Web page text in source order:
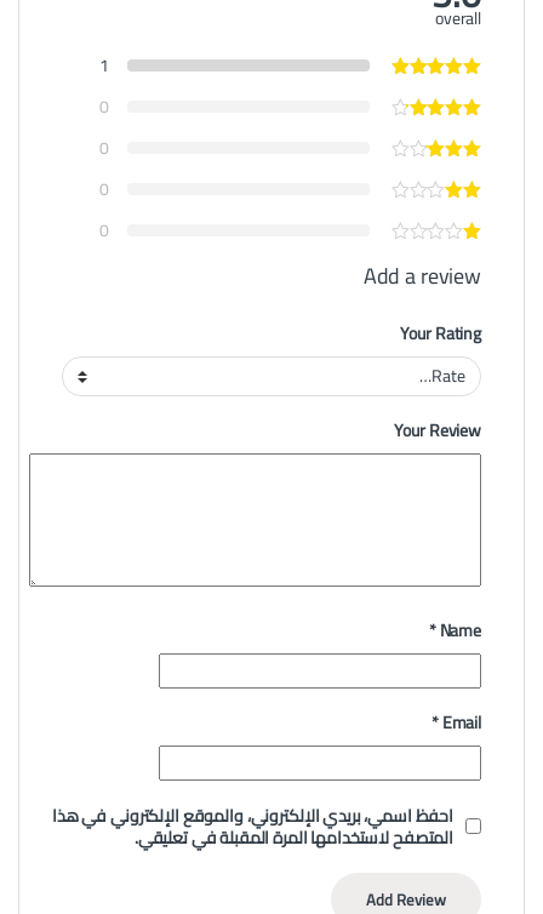
overall
1
0
0
0
0
Add a review
Your Rating
Your Review
Name
*
Email
*
احفظ اسمي، بريدي الإلكتروني، والموقع الإلكتروني في هذا
المتصفح لاستخدامها المرة المقبلة في تعليقي.